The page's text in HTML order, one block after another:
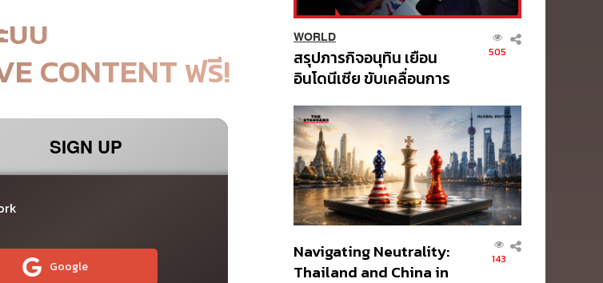
บบ
CONTENT ฟรี!
SIGN UP
Google
WORLD
สรุปภารกิจอนุทิน เยือน
อินโดนีเซีย ขับเคลื่อนการ
ประกาศหุ้นส่วนยุทธศาสตร์
ไทย – อินโดนีเซีย
505
Navigating Neutrality:
Thailand and China in
143